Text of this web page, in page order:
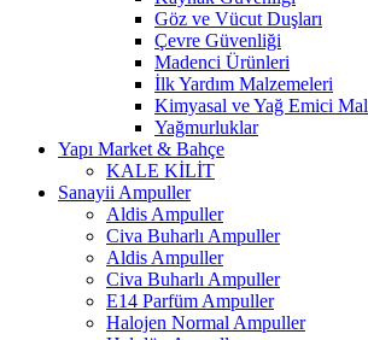
Göz ve Vücut Duşları
Çevre Güvenliği
Madenci Ürünleri
İlk Yardım Malzemeleri
Kimyasal ve Yağ Emici
Yağmurluklar
Yapı Market & Bahçe
KALE KİLİT
Sanayii Ampuller
Aldis Ampuller
Civa Buharlı Ampuller
Aldis Ampuller
Civa Buharlı Ampuller
E14 Parfüm Ampuller
Halojen Normal Ampuller